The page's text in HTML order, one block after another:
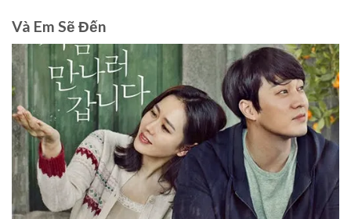
Và Em Sẽ Đến